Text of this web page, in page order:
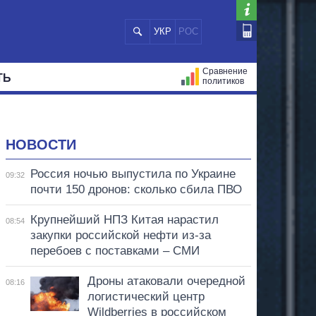
УКР РОС
Сравнение
политиков
НОВОСТИ
09:32
Россия ночью выпустила по Украине
почти 150 дронов: сколько сбила ПВО
08:54
Крупнейший НПЗ Китая нарастил
закупки российской нефти из-за
перебоев с поставками – СМИ
08:16
Дроны атаковали очередной
логистический центр
Wildberries в российском